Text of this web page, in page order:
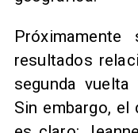
resultados
segunda
Sin embargo,